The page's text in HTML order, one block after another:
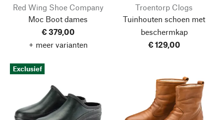
Red Wing Shoe Company
Moc Boot dames
€ 379,00
+ meer varianten
Troentorp Clogs
Tuinhouten schoen met
beschermkap
€ 129,00
Exclusief